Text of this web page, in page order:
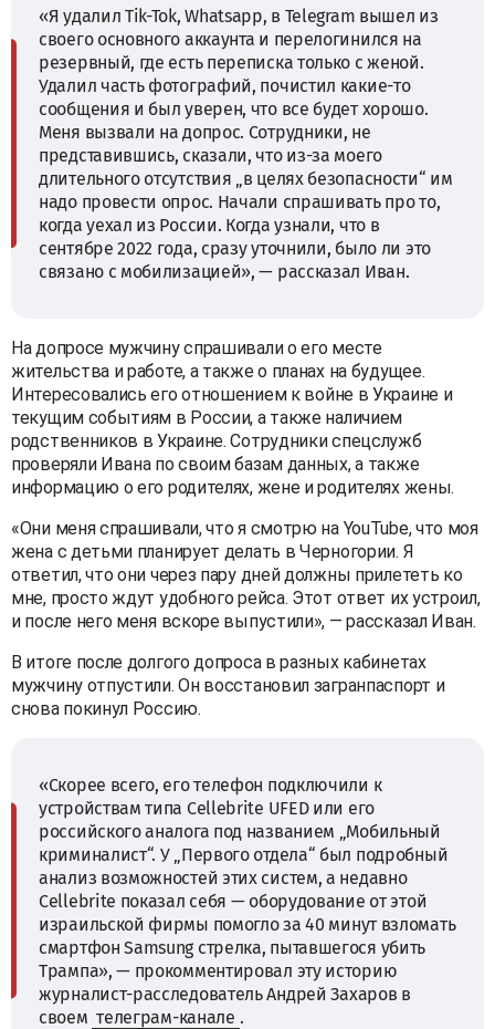
«Я удалил Tik-Tok, Whatsapp, в Telegram вышел из
своего основного аккаунта и перелогинился на
резервный, где есть переписка только с женой.
Удалил часть фотографий, почистил какие-то
сообщения и был уверен, что все будет хорошо.
Меня вызвали на допрос. Сотрудники, не
представившись, сказали, что из-за моего
длительного отсутствия „в целях безопасности“ им
надо провести опрос. Начали спрашивать про то,
когда уехал из России. Когда узнали, что в
сентябре 2022 года, сразу уточнили, было ли это
связано с мобилизацией», — рассказал Иван.
На допросе мужчину спрашивали о его месте
жительства и работе, а также о планах на будущее.
Интересовались его отношением к войне в Украине и
текущим событиям в России, а также наличием
родственников в Украине. Сотрудники спецслужб
проверяли Ивана по своим базам данных, а также
информацию о его родителях, жене и родителях жены.
«Они меня спрашивали, что я смотрю на YouTube, что моя
жена с детьми планирует делать в Черногории. Я
ответил, что они через пару дней должны прилететь ко
мне, просто ждут удобного рейса. Этот ответ их устроил,
и после него меня вскоре выпустили», — рассказал Иван.
В итоге после долгого допроса в разных кабинетах
мужчину отпустили. Он восстановил загранпаспорт и
снова покинул Россию.
«Скорее всего, его телефон подключили к
устройствам типа Cellebrite UFED или его
российского аналога под названием „Мобильный
криминалист“. У „Первого отдела“ был подробный
анализ возможностей этих систем, а недавно
Cellebrite показал себя — оборудование от этой
израильской фирмы помогло за 40 минут взломать
смартфон Samsung стрелка, пытавшегося убить
Трампа», — прокомментировал эту историю
журналист-расследователь Андрей Захаров в
своем телеграм-канале .